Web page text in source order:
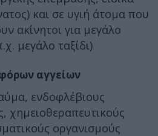
και σε υγιή άτομα που
ακίνητοι για μεγάλο
μεγάλο ταξίδι)
αγγείων
ενδοφλέβιους
χημειοθεραπευτικούς
οργανισμούς